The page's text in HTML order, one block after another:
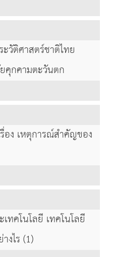
วัติศาสตร์ชาติไทย
คุกคามตะวันตก
อง เหตุการณ์สำคัญของ
ทคโนโลยี เทคโนโลยี
งไร (1)